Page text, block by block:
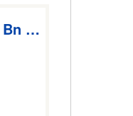
กาแฟบำรุงสายตาและสมอง Bn Coffee Lutien Plus